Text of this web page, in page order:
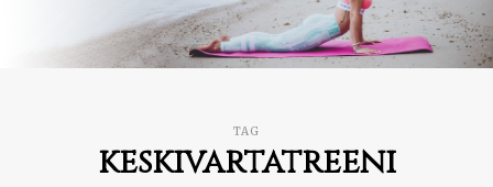
TAG
keskivartatreeni